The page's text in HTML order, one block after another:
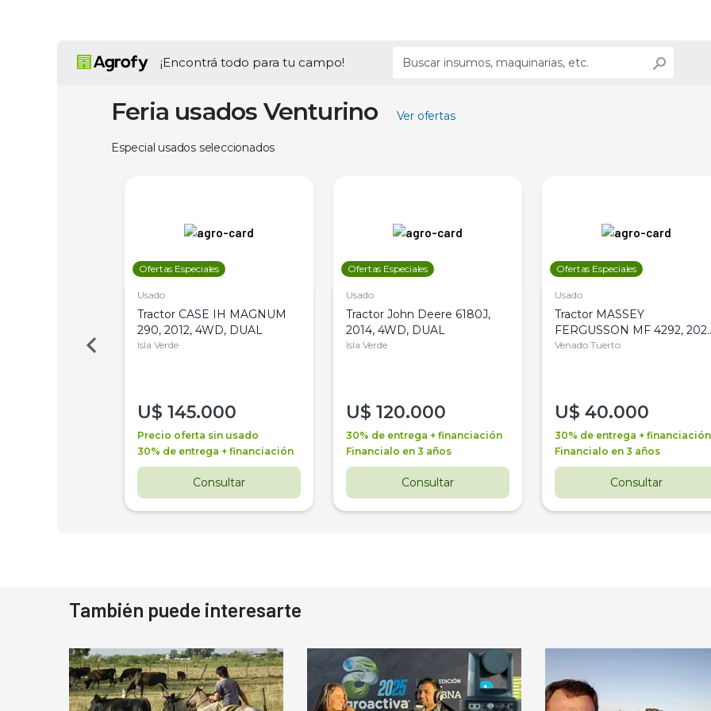
¡Encontrá todo para tu campo!
Feria usados Venturino Ver ofertas
Especial usados seleccionados
Ofertas Especiales
Usado
Tractor CASE IH MAGNUM
290, 2012, 4WD, DUAL
Isla Verde
U$ 145.000
Precio oferta sin usado
30% de entrega + financiación
Consultar
Ofertas Especiales
Usado
Tractor John Deere 6180J,
2014, 4WD, DUAL
Isla Verde
U$ 120.000
30% de entrega + financiación
Financialo en 3 años
Consultar
Ofertas Especiales
Usado
Tractor MASSEY
FERGUSSON MF 4292,
4WD, PATON
Venado Tuerto
U$ 40.000
30% de entrega + financiación
Financialo en 3 años
Consultar
También puede interesarte